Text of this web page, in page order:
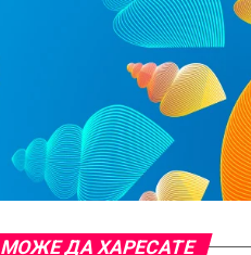
МОЖЕ ДА ХАРЕСАТЕ